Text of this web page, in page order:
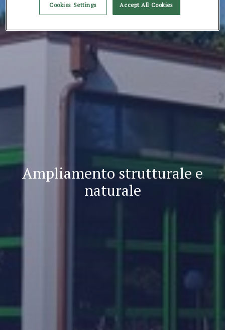
Ampliamento strutturale e
naturale
Cookies Settings Accept All Cookies